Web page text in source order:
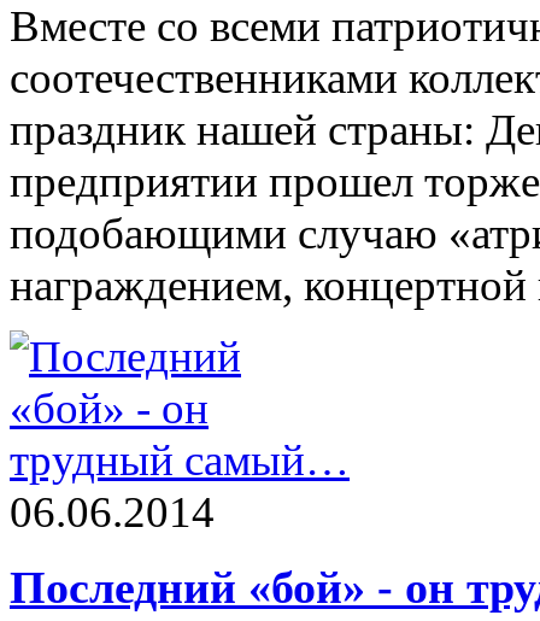
Вместе со всеми
соотечественниками
праздник нашей страны:
предприятии прошел
подобающими случаю
награждением,
06.06.2014
Последний «бой» - он